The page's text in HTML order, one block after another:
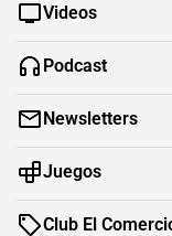
Videos
Podcast
Newsletters
Juegos
Club El